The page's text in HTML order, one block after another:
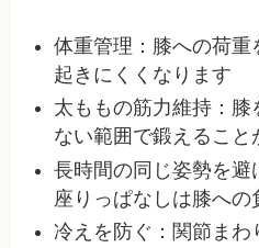
体重管理：膝への荷
起きにくくなります
太ももの筋力維持：
ない範囲で鍛えること
長時間の同じ姿勢を避
座りっぱなしは膝への
冷えを防ぐ：関節まわ